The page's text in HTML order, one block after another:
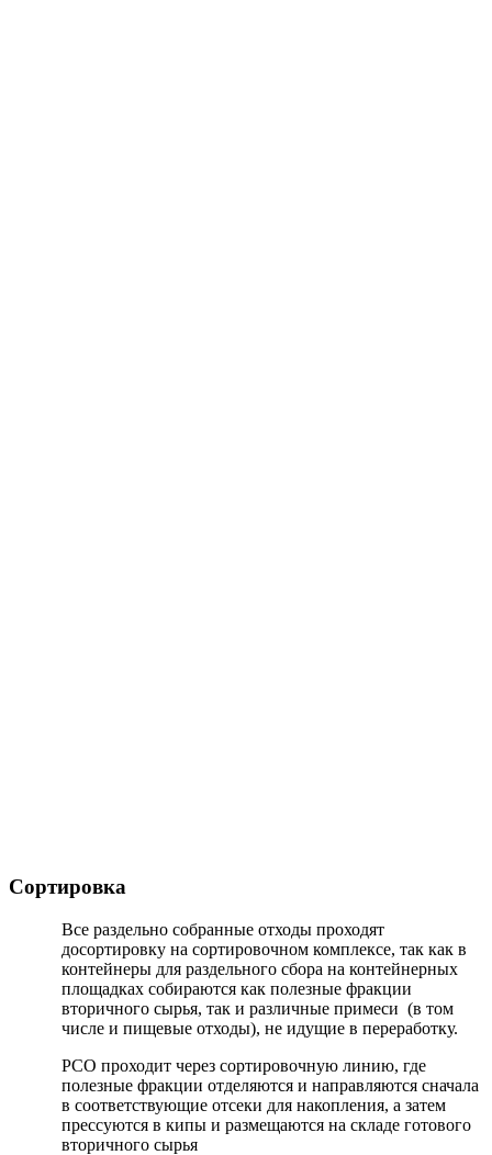
Сортировка
Все раздельно собранные отходы проходят
досортировку на сортировочном комплексе, так как в
контейнеры для раздельного сбора на контейнерных
площадках собираются как полезные фракции
вторичного сырья, так и различные примеси (в том
числе и пищевые отходы), не идущие в переработку.
РСО проходит через сортировочную линию, где
полезные фракции отделяются и направляются сначала
в соответствующие отсеки для накопления, а затем
прессуются в кипы и размещаются на складе готового
вторичного сырья